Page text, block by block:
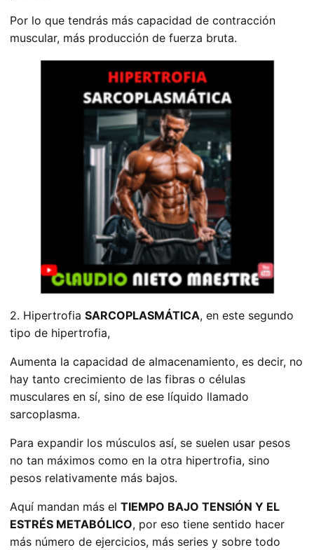
Por lo que tendrás más capacidad de contracción
muscular, más producción de fuerza bruta.
2. Hipertrofia SARCOPLASMÁTICA, en este segundo
tipo de hipertrofia,
Aumenta la capacidad de almacenamiento, es decir, no
hay tanto crecimiento de las fibras o células
musculares en sí, sino de ese líquido llamado
sarcoplasma.
Para expandir los músculos así, se suelen usar pesos
no tan máximos como en la otra hipertrofia, sino
pesos relativamente más bajos.
Aquí mandan más el TIEMPO BAJO TENSIÓN Y EL
ESTRÉS METABÓLICO, por eso tiene sentido hacer
más número de ejercicios, más series y sobre todo